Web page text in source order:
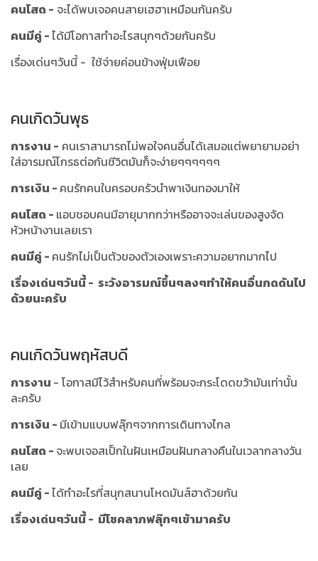
คนโสด - จะได้พบเจอคนสายเฮฮาเหมือนกันครับ
คนมีคู่ -ได้มีโอกาสทำอะไรสนุกๆด้วยกันครับ
เรื่องเด่นๆวันนี้ - ใช้จ่ายค่อนข้างฟุ่มเฟือย
คนเกิดวันพุธ
การงาน - คนเราสามารถไม่พอใจคนอื่นได้เสมอแต่พยายามอย่า
ใส่อารมณ์โกรธต่อกันชีวิตมันก็จะง่ายๆๆๆๆๆๆ
การเงิน - คนรักคนในครอบครัวนำพาเงินทองมาให้
คนโสด - แอบชอบคนมีอายุมากกว่าหรืออาจจะเล่นของสูงจัด
หัวหน้างานเลยเรา
คนมีคู่ - คนรักไม่เป็นตัวของตัวเองเพราะความอยากมากไป
เรื่องเด่นๆวันนี้ - ระวังอารมณ์ขึ้นๆลงๆทำให้คนอื่นกดดันไป
ด้วยนะครับ
คนเกิดวันพฤหัสบดี
การงาน - โอกาสมีไว้สำหรับคนที่พร้อมจะกระโดดขว้ามันเท่านั้น
ละครับ
การเงิน - มีเข้ามแบบฟลุ๊กๆจากการเดินทางไกล
คนโสด -จะพบเจอสเป็กในฝันเหมือนฝันกลางคืนในเวลากลางวัน
เลย
คนมีคู่ -ได้ทำอะไรที่สนุกสนานโหดมันส์ฮาด้วยกัน
เรื่องเด่นๆวันนี้ - มีโชคลาภฟลุ๊กๆเข้ามาครับ